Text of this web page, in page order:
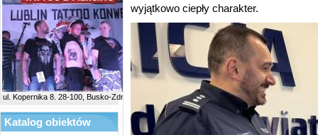
ul. Kopernika 8. 28-100, Busko-Zdrój
Katalog obiektów
wyjątkowo ciepły charakter.